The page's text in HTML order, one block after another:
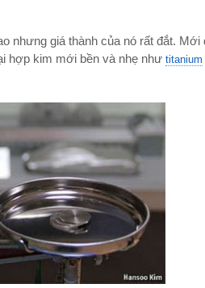
hợp kim mới bền và nhẹ như titanium